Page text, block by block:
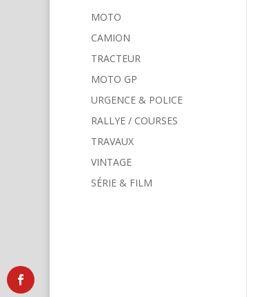
MOTO
CAMION
TRACTEUR
MOTO GP
URGENCE & POLICE
RALLYE / COURSES
TRAVAUX
VINTAGE
SÉRIE & FILM